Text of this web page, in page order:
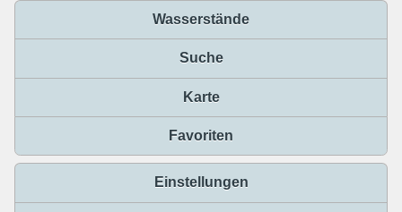
Wasserstände
Suche
Karte
Favoriten
Einstellungen